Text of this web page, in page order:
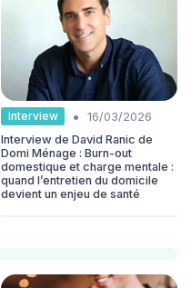
Interview •
16/03/2026
Interview de David Ranic de
Domi Ménage : Burn-out
domestique et charge mentale :
quand l’entretien du domicile
devient un enjeu de santé